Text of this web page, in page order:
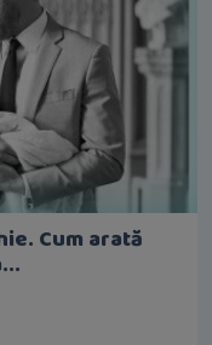
Cum arată